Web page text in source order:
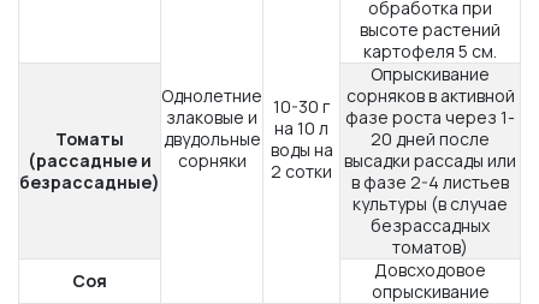
Однолетние
злаковые и
двудольные
сорняки
10-30 г
на 10 л
воды на
2 сотки
обработка при
высоте растений
картофеля 5 см.
Томаты
(рассадные и
безрассадные)
Опрыскивание
сорняков в активной
фазе роста через 1-
20 дней после
высадки рассады или
в фазе 2-4 листьев
культуры (в случае
безрассадных
томатов)
Соя
Довсходовое
опрыскивание